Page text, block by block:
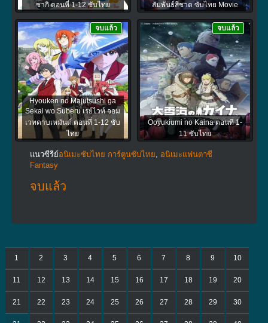
ซากิ ตอนที่ 1-12 ซับไทย
สัมพันธ์สีชาด ซับไทย Movie
Hyouken no Majutsushi ga
Sekai wo Suberu เรย์ไวท์ จอม
เวทดาบเหมันต์ ตอนที่ 1-12 ซับ
ไทย
จบแล้ว
Ooyukiumi no Kaina ตอนที่ 1-
11 ซับไทย
จบแล้ว
แนวซีรีย์อนิเมะซับไทย การ์ตูนซับไทย, อนิเมะแฟนตาซี
Fantasy
จบแล้ว
1 2 3 4 5 6 7 8 9 10
11 12 13 14 15 16 17 18 19 20
21 22 23 24 25 26 27 28 29 30